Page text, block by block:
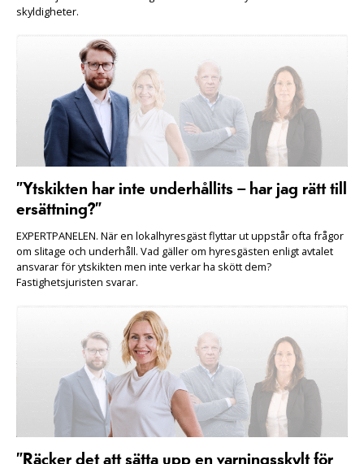
skyldigheter.
”Ytskikten har inte underhållits – har jag rätt till
ersättning?”
EXPERTPANELEN. När en lokalhyresgäst flyttar ut uppstår ofta frågor
om slitage och underhåll. Vad gäller om hyresgästen enligt avtalet
ansvarar för ytskikten men inte verkar ha skött dem?
Fastighetsjuristen svarar.
”Räcker det att sätta upp en varningsskylt för